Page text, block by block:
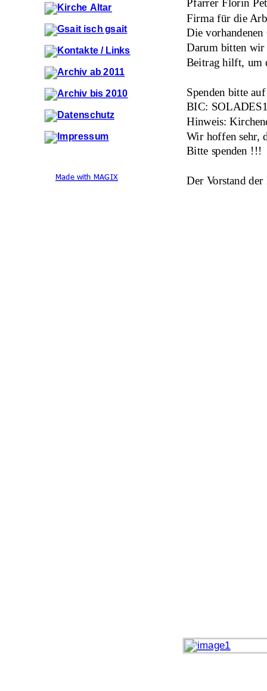
Made with MAGIX
Pfarrer Florin
Firma für die
Die
Darum bitten wir
Beitrag hilft, um
Spenden bitte
BIC:
Hinweis:
Wir hoffen sehr,
Bitte spenden !!!
Der Vorstand der